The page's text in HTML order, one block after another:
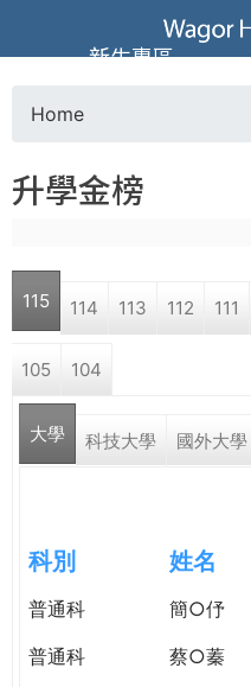
Jump
葳
格
高
中
學
格。
o
u
a
r
e
e
r
e
Home
升學金榜
115 114 113 112 111
105 104
大學 科技大學 國外大學
科別 姓名
普通科 簡○伃
普通科
蔡○蓁
新生專區